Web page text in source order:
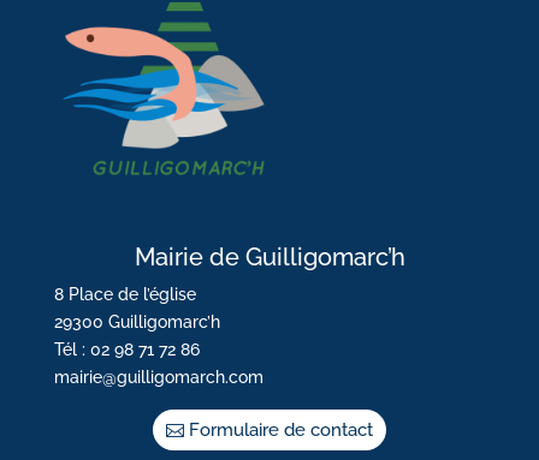
Mairie de Guilligomarc’h
8 Place de l’église
29300 Guilligomarc’h
Tél : 02 98 71 72 86
mairie@guilligomarch.com
Formulaire de contact